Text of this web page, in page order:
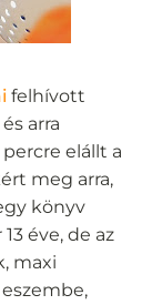
felhívott
arra
elállt a
meg arra,
könyv
éve, de az
maxi